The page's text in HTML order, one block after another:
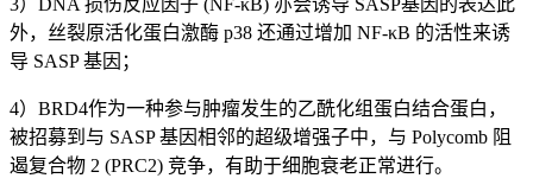
外，丝裂原活化蛋白激酶 p38 还通过增加 NF-κB 的活性来诱
导 SASP 基因；
4）BRD4作为一种参与肿瘤发生的乙酰化组蛋白结合蛋白，
被招募到与 SASP 基因相邻的超级增强子中，与 Polycomb 阻
遏复合物 2 (PRC2) 竞争，有助于细胞衰老正常进行。